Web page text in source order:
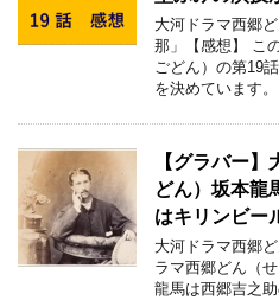
大河ドラマ西郷
那」【感想】 こ
ごどん）の第19
を決めています
【グラバー
どん）坂本龍
はキリンビー
大河ドラマ西郷
ラマ西郷どん（
龍馬は西郷吉之